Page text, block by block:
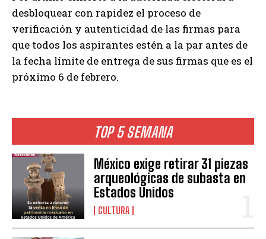
TOP 5 SEMANA
México exige retirar 31 piezas
arqueológicas de subasta en
Estados Unidos
CULTURA
desbloquear con rapidez el proceso de
verificación y autenticidad de las firmas para
que todos los aspirantes estén a la par antes de
la fecha límite de entrega de sus firmas que es el
próximo 6 de febrero.